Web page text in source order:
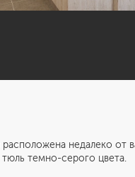
недалеко от
темно-серого цвета.